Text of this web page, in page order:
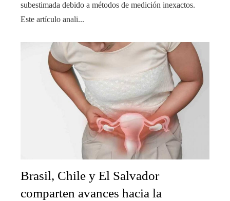
subestimada debido a métodos de medición inexactos.
Este artículo anali...
Brasil, Chile y El Salvador
comparten avances hacia la